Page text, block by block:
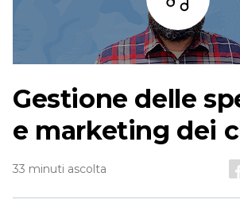
Ascoltare
Gestione delle
e marketing dei
33 minuti ascolta